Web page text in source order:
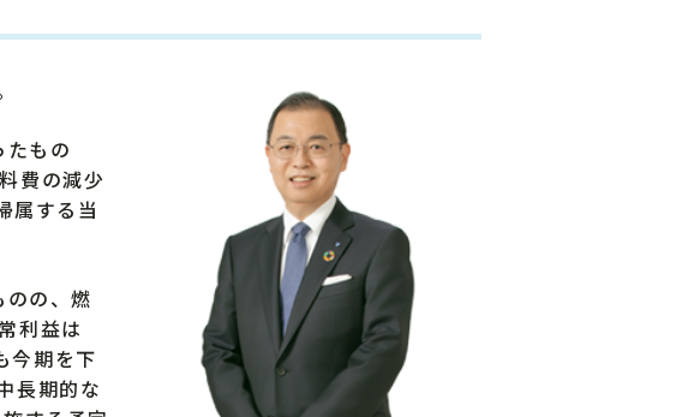
もの
費の減少
属する当
の、燃
利益は
今期を下
長期的な